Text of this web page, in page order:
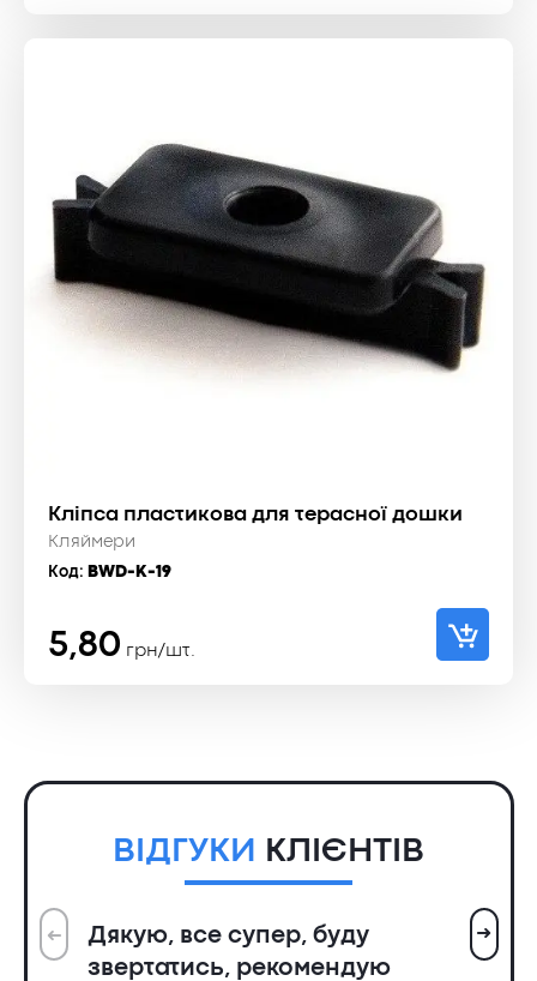
Кліпса пластикова для терасної дошки
Кляймери
Код: BWD-K-19
5,80 грн/шт.
ВІДГУКИ КЛІЄНТІВ
Дякую, все супер, буду
звертатись, рекомендую
➜ ➜